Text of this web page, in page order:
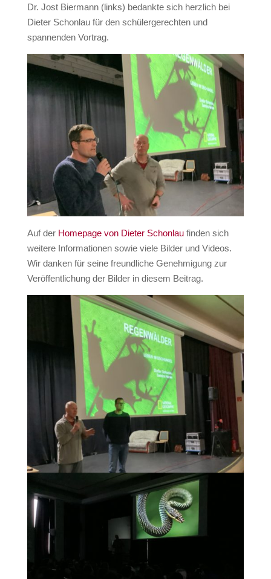
Dr. Jost Biermann (links) bedankte sich herzlich bei
Dieter Schonlau für den schülergerechten und
spannenden Vortrag.
Auf der Homepage von Dieter Schonlaufinden sich
weitere Informationen sowie viele Bilder und Videos.
Wir danken für seine freundliche Genehmigung zur
Veröffentlichung der Bilder in diesem Beitrag.